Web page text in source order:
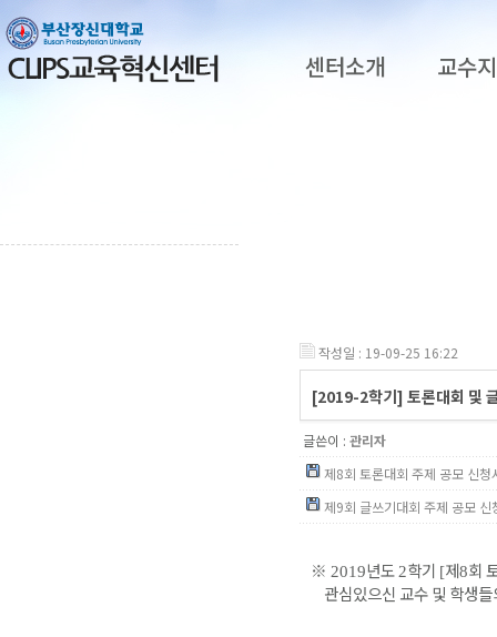
센터소개 교수
작성일 : 19-09-25 16:22
[2019-2학기] 토론대회 및
글쓴이 : 관리자
제8회 토론대회 주제 공모 신
제9회 글쓰기대회 주제 공모
※ 2019년도 2학기 [제8회
관심있으신 교수 및 학생